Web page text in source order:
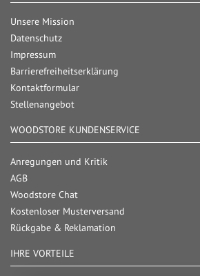
Unsere Mission
Datenschutz
Impressum
Barrierefreiheitserklärung
Kontaktformular
Stellenangebot
WOODSTORE KUNDENSERVICE
Anregungen und Kritik
AGB
Woodstore Chat
Kostenloser Musterversand
Rückgabe & Reklamation
IHRE VORTEILE